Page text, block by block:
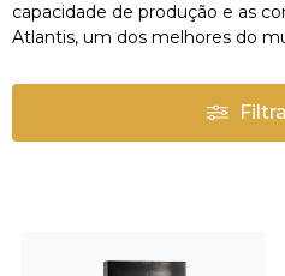
capacidade de produção e as
Atlantis, um dos melhores do